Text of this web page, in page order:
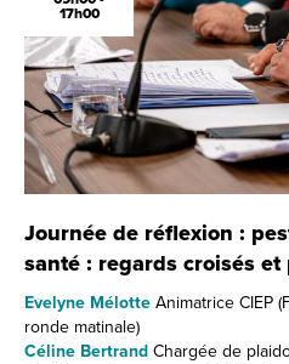
17h00
Journée de réflexion :
santé : regards croisés
Evelyne Mélotte Animatrice CIEP
ronde matinale)
Céline Bertrand Chargée de